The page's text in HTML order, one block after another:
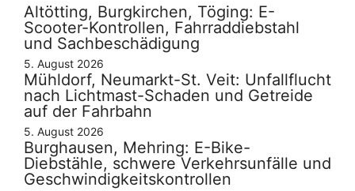
Altötting, Burgkirchen, Töging: E-
Scooter-Kontrollen, Fahrraddiebstahl
und Sachbeschädigung
5. August 2026
Mühldorf, Neumarkt-St. Veit: Unfallflucht
nach Lichtmast-Schaden und Getreide
auf der Fahrbahn
5. August 2026
Burghausen, Mehring: E-Bike-
Diebstähle, schwere Verkehrsunfälle und
Geschwindigkeitskontrollen